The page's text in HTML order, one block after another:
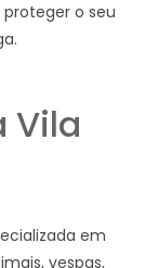
o seu
Vila
em
vespas,